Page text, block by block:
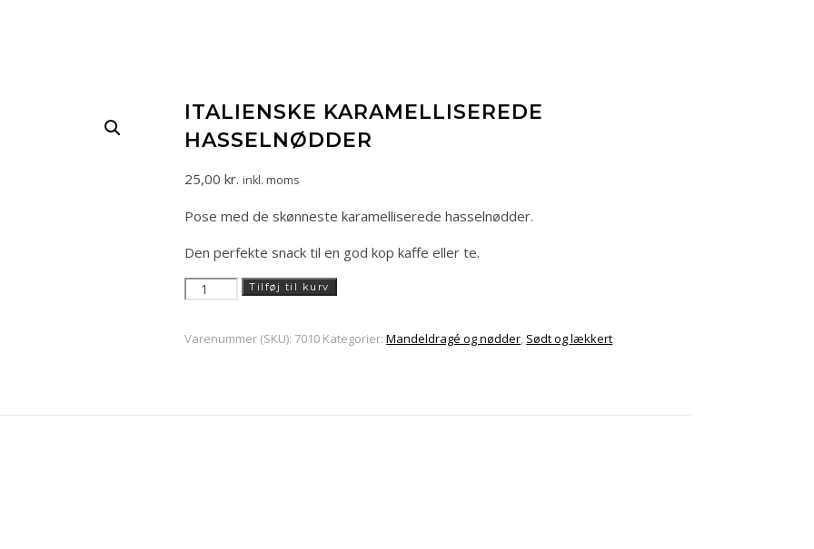
ITALIENSKE KARAMELLISEREDE
HASSELNØDDER
25,00kr. inkl. moms
Pose med de skønneste karamelliserede hasselnødder.
Den perfekte snack til en god kop kaffe eller te.
Italienske
hasselnødder
Tilføj til kurv
Varenummer (SKU): 7010 Kategorier:Mandeldragé og nødder, Sødt og lækkert